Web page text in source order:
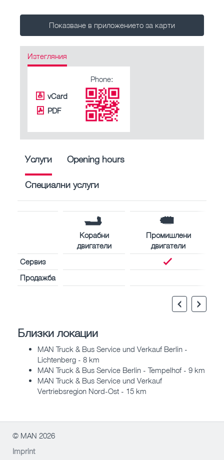
Показване в приложението за карти
Изтегляния
vCard
PDF
Phone:
Услуги Opening hours
Специални услуги
Корабни
двигатели
Промишлени
двигатели
Сервиз
Продажба
Близки локации
MAN Truck & Bus Service und Verkauf Berlin -
Lichtenberg - 8 km
MAN Truck & Bus Service Berlin - Tempelhof - 9 km
MAN Truck & Bus Service und Verkauf
Vertriebsregion Nord-Ost - 15 km
© MAN 2026
Imprint